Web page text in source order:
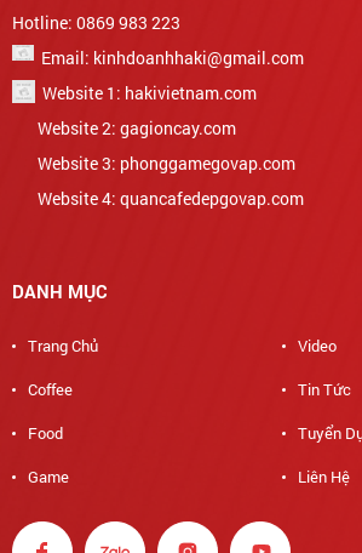
Hotline: 0869 983 223
Email: kinhdoanhhaki@gmail.com
Website 1: hakivietnam.com
Website 2: gagioncay.com
Website 3: phonggamegovap.com
Website 4: quancafedepgovap.com
DANH MỤC
Trang Chủ
Video
Coffee
Tin Tức
Food
Tuyển
Game
Liên Hệ